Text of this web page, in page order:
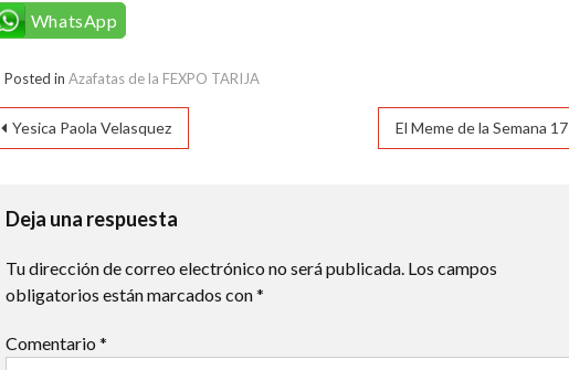
WhatsApp
Posted in Azafatas de la FEXPO TARIJA
Navegación
entradas
Yesica Paola Velasquez El Meme de la Semana 17
Deja una respuesta
Tu dirección de correo electrónico no será publicada. Los campos
obligatorios están marcados con*
Comentario *